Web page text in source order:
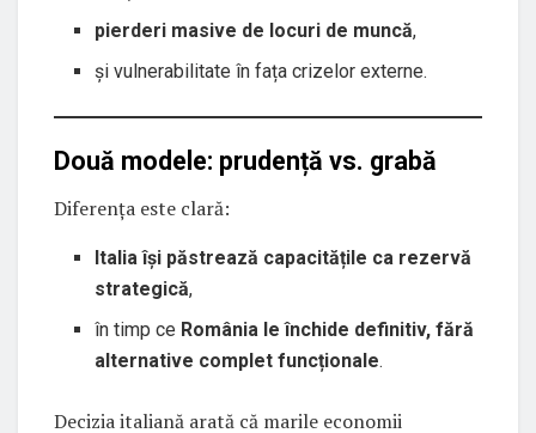
pierderi masive de locuri de muncă,
și vulnerabilitate în fața crizelor externe.
Două modele: prudență vs. grabă
Diferența este clară:
Italia își păstrează capacitățile ca rezervă
strategică,
în timp ce România le închide definitiv, fără
alternative complet funcționale.
Decizia italiană arată că marile economii